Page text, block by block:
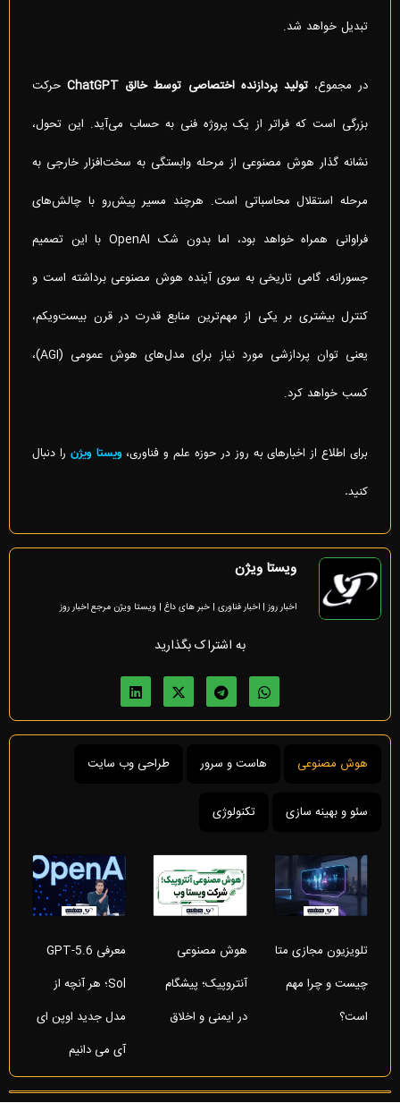
تبدیل خواهد شد.
در مجموع،تولید پردازنده اختصاصی توسط خالق
حرکت
بزرگی است که فراتر از یک پروژه فنی به حساب می‌آید. این تحول،
نشانه گذار هوش مصنوعی از مرحله وابستگی به سخت‌افزار خارجی به
مرحله استقلال محاسباتی است. هرچند مسیر پیش‌رو با چالش‌های
فراوانی همراه خواهد بود، اما بدون شک OpenAI با این تصمیم
جسورانه، گامی تاریخی به سوی آینده هوش مصنوعی برداشته است و
کنترل بیشتری بر یکی از مهم‌ترین منابع قدرت در قرن بیست‌ویکم،
یعنی توان پردازشی مورد نیاز برای مدل‌های هوش عمومی (AGI)،
کسب خواهد کرد.
برای اطلاع از اخبارهای به روز در حوزه علم و فناوری، ویستا ویژن را دنبال
کنید.
ویستا ویژن
اخبار روز | اخبار فناوری | خبر های داغ | ویستا ویژن مرجع اخبار روز
به اشتراک بگذارید
هوش مصنوعی هاست و سرور طراحی وب سایت
سئو و بهینه سازی تکنولوژی
معرفی GPT-5.6
Sol؛ هر آنچه از
مدل جدید اوپن ای
آی می دانیم
هوش مصنوعی
آنتروپیک؛ پیشگام
در ایمنی و اخلاق
تلویزیون مجازی متا
چیست و چرا مهم
است؟